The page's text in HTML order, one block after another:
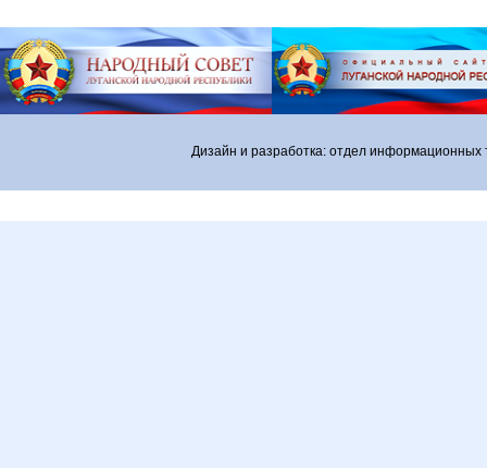
Дизайн и разработка: отдел информационных